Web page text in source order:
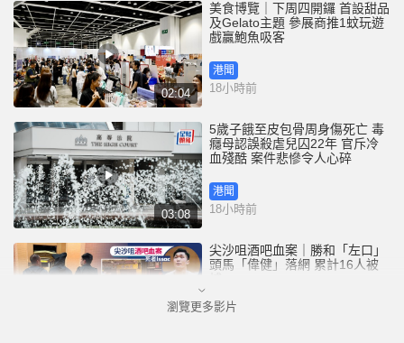
02:04
美食博覽｜下周四開鑼 首設甜品
及Gelato主題 參展商推1蚊玩遊
戲贏鮑魚吸客
港聞
18小時前
03:08
5歲子餓至皮包骨周身傷死亡 毒
癮母認誤殺虐兒囚22年 官斥冷
血殘酷 案件悲慘令人心碎
港聞
18小時前
尖沙咀酒吧血案｜勝和「左口」
頭馬「偉健」落網 累計16人被
港聞
瀏覽更多影片